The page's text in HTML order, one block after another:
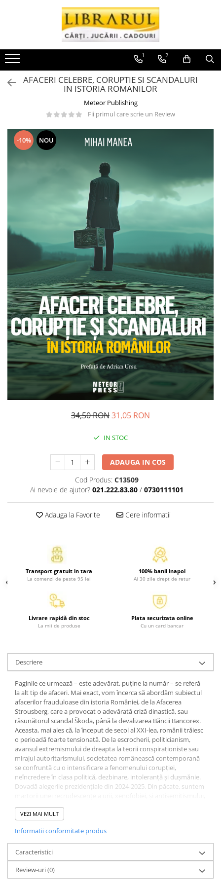
Toate Produsele
CARTI
Arta, arhitectura si fotografie
Arhitectura
Pictura si desen
Biografii si memorii
Biografii
Business, economie, finante
Management si leadership
Pedagogie
Resurse umane
Vanzari si marketing
Carte scolara
Atlase, dictionare si enciclopedii
Carte prescolara
Carte scolara
Dictionare de limba romana
Ghiduri de conversatie
Invatamant gimnazial
Invatamant primar
Invatarea limbilor straine
Liceu
Carti in limba engleza
Activitati si jocuri pentru copii
Atlase, dictionare si enciclopedii
Carte prescolara
Carti de colorat
Carti pentru copii
Povesti pentru copii
Povesti si povestiri
Dictionare si enciclopedii
Atlase, dictionare si enciclopedii
Dictionare de limba romana
Diete si fitness
Fitness si frumusete
Diverse
Diverse
Feng Shui
Medicina alternativa
Sa nu razi :((
Drept
Legislatie
Actiune si Aventura
Crime, Thriller, Mistery
Fantasy
Istorica
1 2
AFACERI CELEBRE, CORUPTIE SI SCANDALURI
IN ISTORIA ROMANILOR
Meteor Publishing
Fii primul care scrie un Review
-10% NOU
34,50 RON31,05 RON
IN STOC
ADAUGA IN COS
Cod Produs: C13509
Ai nevoie de ajutor? 021.222.83.80 / 0730111101
Adauga la Favorite Cere informatii
Transport gratuit in tara
La comenzi de peste 95 lei
100% banii inapoi
Ai 30 zile drept de retur
Livrare rapidă din stoc
La mii de produse
Plata securizata online
Cu un card bancar
Descriere
Paginile ce urmează – este adevărat, puține la număr – se referă
la alt tip de afaceri. Mai exact, vom încerca să abordăm subiectul
afacerilor frauduloase din istoria României, de la Afacerea
Strousberg, care a provocat o adevărată criză dinastică, sau
răsunătorul scandal Škoda, până la devalizarea Băncii Bancorex.
Aceasta, mai ales că, la început de secol al XXI-lea, românii trăiesc
o perioadă foarte tensionată. De la escrocherii, politicianism,
avansul extremismului de dreapta la teorii conspiraționiste sau
mirajul autoritarismului, societatea românească contemporană
se confruntă cu o intensificare a fenomenului corupției,
neîncredere în clasa politică, dezbinare, intoleranță și dușmănie.
Dovadă alegerile prezidențiale din 2024-2025. Din păcate, suntem
concomitent cu răspândirea teoriilor conspiraționiste,
manipulare și dezinformare.
VEZI MAI MULT
Informatii conformitate produs
Caracteristici
Review-uri(0)